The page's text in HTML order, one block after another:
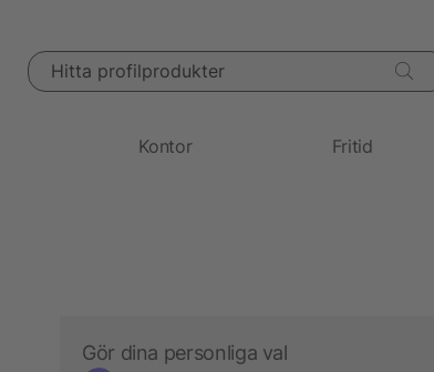
Hitta profilprodukter
Kontor Fritid
Gör dina personliga val